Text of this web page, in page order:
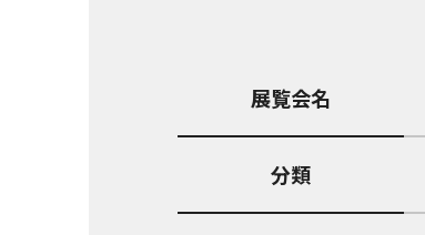
展覧会名
分類